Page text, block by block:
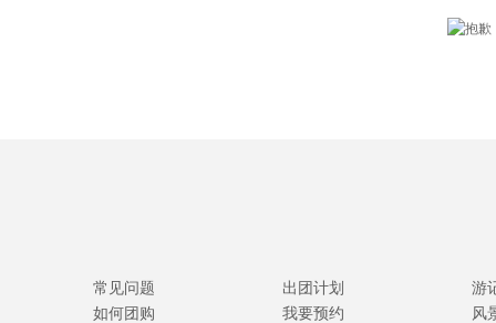
常见问题
如何团购
出团计划
我要预约
游
风